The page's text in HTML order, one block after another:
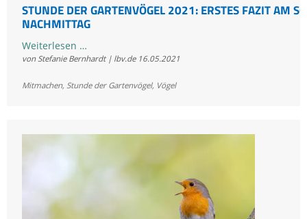
STUNDE DER GARTENVÖGEL 2021: ERSTES FAZIT AM
NACHMITTAG
Weiterlesen …Stunde
der
Nachmittag
von Stefanie Bernhardt | lbv.de 16.05.2021
Mitmachen, Stunde der Gartenvögel, Vögel